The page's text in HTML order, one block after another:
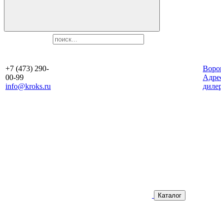
+7 (473) 290-
00-99
info@kroks.ru
Каталог